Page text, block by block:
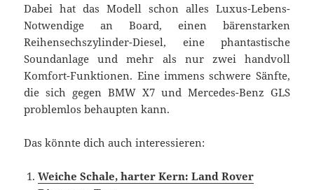
Dabei hat das Modell schon alles Luxus-Lebens-
Notwendige an Board, einen bärenstarken
Reihensechszylinder-Diesel, eine phantastische
Soundanlage und mehr als nur zwei handvoll
Komfort-Funktionen. Eine immens schwere Sänfte,
die sich gegen BMW X7 und Mercedes-Benz GLS
problemlos behaupten kann.
Das könnte dich auch interessieren:
Weiche Schale, harter Kern: Land Rover